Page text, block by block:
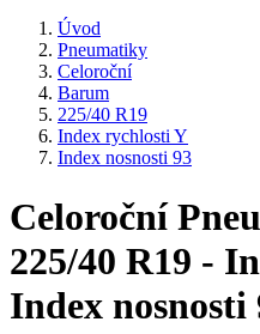
Úvod
Pneumatiky
Celoroční
Barum
225/40 R19
Index rychlosti Y
Index nosnosti 93
Celoroční
225/40 R19 -
Index nosnosti